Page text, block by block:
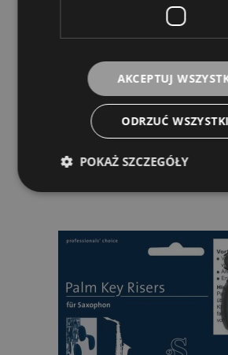
Yamaha Thumbrest
YAMAHA
51,00 zł
DO KOSZYKA
AKCEPTUJ
ODRZUĆ
POKAŻ SZCZEGÓŁY